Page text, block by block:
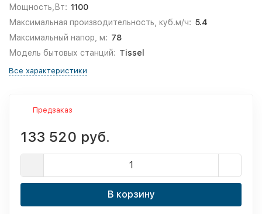
Мощность,Вт: 1100
Максимальная производительность, куб.м/ч: 5.4
Максимальный напор, м: 78
Модель бытовых станций: Tissel
Все характеристики
Предзаказ
133 520 руб.
В корзину